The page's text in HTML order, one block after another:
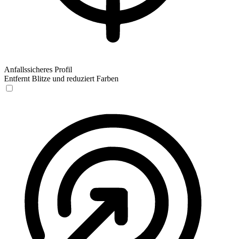
Anfallssicheres Profil
Entfernt Blitze und reduziert Farben